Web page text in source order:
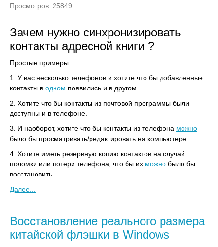
Просмотров: 25849
Зачем нужно синхронизировать
контакты адресной книги ?
Простые примеры:
1. У вас несколько телефонов и хотите что бы добавленные
контакты в одном появились и в другом.
2. Хотите что бы контакты из почтовой программы были
доступны и в телефоне.
3. И наоборот, хотите что бы контакты из телефона можно
было бы просматривать/редактировать на компьютере.
4. Хотите иметь резервную копию контактов на случай
поломки или потери телефона, что бы их можно было бы
восстановить.
Далее...
Восстановление реального размера
китайской флэшки в Windows